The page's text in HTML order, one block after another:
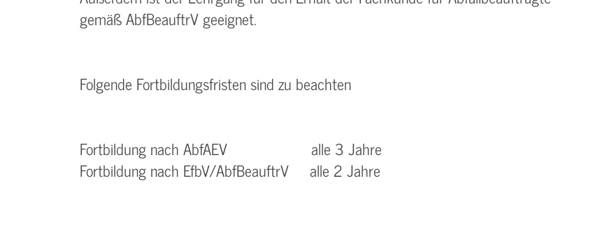
gemäß AbfBeauftrV geeignet.
Folgende Fortbildungsfristen sind zu beachten
Fortbildung nach AbfAEV alle 3 Jahre
Fortbildung nach EfbV/AbfBeauftrV alle 2 Jahre